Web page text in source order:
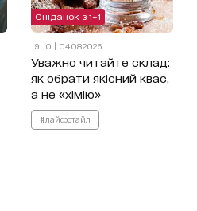
Сніданок з 1+1
19:10 | 04.08.2026
Уважно читайте склад:
як обрати якісний квас,
а не «хімію»
#лайфстайл